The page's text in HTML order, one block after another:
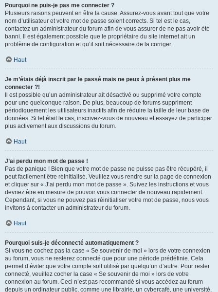
Pourquoi ne puis-je pas me connecter ?
Plusieurs raisons peuvent en être la cause. Assurez-vous avant tout que votre
nom d’utilisateur et votre mot de passe soient corrects. Si tel est le cas,
contactez un administrateur du forum afin de vous assurer de ne pas avoir été
banni. Il est également possible que le propriétaire du site internet ait un
problème de configuration et qu’il soit nécessaire de la corriger.
Haut
Je m’étais déjà inscrit par le passé mais ne peux à présent plus me
connecter ?!
Il est possible qu’un administrateur ait désactivé ou supprimé votre compte
pour une quelconque raison. De plus, beaucoup de forums suppriment
périodiquement les utilisateurs inactifs afin de réduire la taille de leur base de
données. Si tel était le cas, inscrivez-vous de nouveau et essayez de participer
plus activement aux discussions du forum.
Haut
J’ai perdu mon mot de passe !
Pas de panique ! Bien que votre mot de passe ne puisse pas être récupéré, il
peut facilement être réinitialisé. Veuillez vous rendre sur la page de connexion
et cliquer sur « J’ai perdu mon mot de passe ». Suivez les instructions et vous
devriez être en mesure de pouvoir vous connecter de nouveau rapidement.
Cependant, si vous ne pouvez pas réinitialiser votre mot de passe, nous vous
invitons à contacter un administrateur du forum.
Haut
Pourquoi suis-je déconnecté automatiquement ?
Si vous ne cochez pas la case « Se souvenir de moi » lors de votre connexion
au forum, vous ne resterez connecté que pour une période prédéfinie. Cela
permet d’éviter que votre compte soit utilisé par quelqu’un d’autre. Pour rester
connecté, veuillez cocher la case « Se souvenir de moi » lors de votre
connexion au forum. Ceci n’est pas recommandé si vous accédez au forum
depuis un ordinateur public, comme une librairie, un cybercafé, une université,